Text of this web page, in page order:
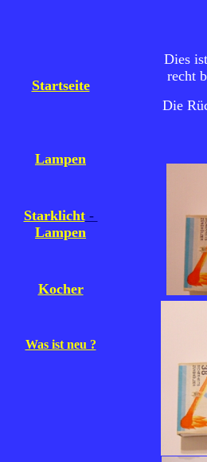
Startseite
Lampen
Starklicht-
Lampen
Kocher
Was ist neu ?
Dies
recht
Die